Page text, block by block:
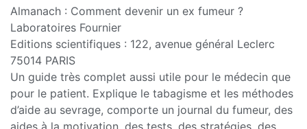
Almanach : Comment devenir un ex fumeur ?
Laboratoires Fournier
Editions scientifiques : 122, avenue général Leclerc
75014 PARIS
Un guide très complet aussi utile pour le médecin que
pour le patient. Explique le tabagisme et les méthodes
d’aide au sevrage, comporte un journal du fumeur, des
aides à la motivation, des tests, des stratégies, des